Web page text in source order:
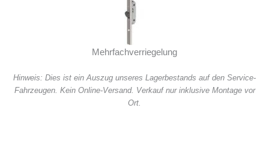
Mehrfachverriegelung
Hinweis: Dies ist ein Auszug unseres Lagerbestands auf den Service-
Fahrzeugen. Kein Online-Versand. Verkauf nur inklusive Montage vor
Ort.